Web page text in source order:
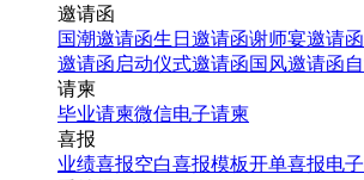
邀请函
国潮邀请函生日邀请函谢师宴邀请函
邀请函 启动仪式邀请函国风邀请函
请柬
毕业请柬微信电子请柬
喜报
业绩喜报空白喜报模板开单喜报电